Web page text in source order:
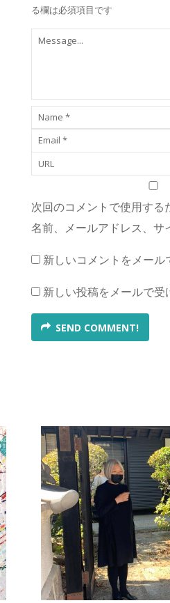
る欄は必須項目です
次回のコメントで使用す
名前、メールアドレス、サ
新しいコメントをメール
新しい投稿をメールで受
SEND COMMENT!